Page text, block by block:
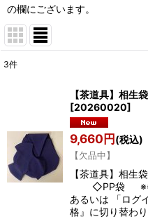
の欄にございます。
3件
【茶道具】相生
[20260020]
9,660円(税込)
【欠品中】
【茶道具】相生
◇PP袋 ※※ 画
あるいは 「ログ
格』に切り替わ